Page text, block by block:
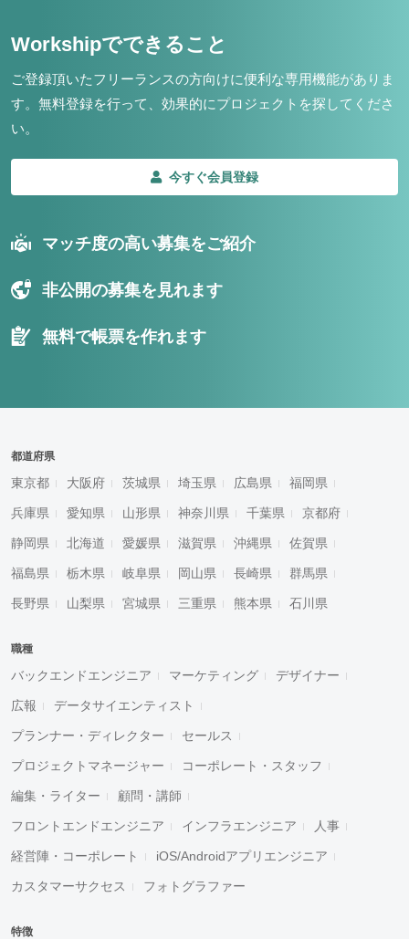
Workshipでできること
ご登録頂いたフリーランスの方向けに便利な専用機能がありま
す。 無料登録を行って、効果的にプロジェクトを探してくださ
い。
今すぐ会員登録
マッチ度の高い募集をご紹介
非公開の募集を見れます
無料で帳票を作れます
都道府県
東京都 大阪府 茨城県 埼玉県 広島県 福岡県
兵庫県 愛知県 山形県 神奈川県 千葉県 京都府
静岡県 北海道 愛媛県 滋賀県 沖縄県 佐賀県
福島県 栃木県 岐阜県 岡山県 長崎県 群馬県
長野県 山梨県 宮城県 三重県 熊本県 石川県
職種
バックエンドエンジニア マーケティング デザイナー
広報 データサイエンティスト
プランナー・ディレクター セールス
プロジェクトマネージャー コーポレート・スタッフ
編集・ライター 顧問・講師
フロントエンドエンジニア インフラエンジニア 人事
経営陣・コーポレート iOS/Androidアプリエンジニア
カスタマーサクセス フォトグラファー
特徴